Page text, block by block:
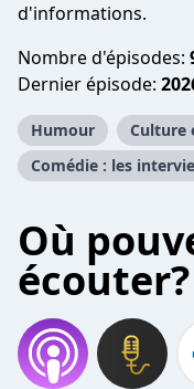
d'informations.
Nombre d'épisodes:
Dernier épisode:
Humour
Culture
Comédie : les
Où
écouter?